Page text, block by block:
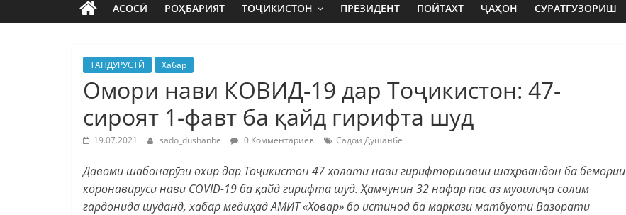
АСОСӢ РОҲБАРИЯТ ТОҶИКИСТОН ПРЕЗИДЕНТ ПОЙТАХТ ҶАҲОН СУРАТГУЗОРИШ
ТАНДУРУСТӢ Хабар
Омори нави КОВИД-19 дар Тоҷикистон: 47-
сироят 1-фавт ба қайд гирифта шуд
19.07.2021 sado_dushanbe 0 Комментариев Садои Душанбе
Давоми шабонарӯзи охир дар Тоҷикистон 47 ҳолати нави гирифторшавии шаҳрвандон ба бемории
коронавируси нави COVID-19 ба қайд гирифта шуд. Ҳамчунин 32 нафар пас аз муоилиҷа солим
гардонида шуданд, хабар медиҳад АМИТ «Ховар» бо истинод ба маркази матбуоти Вазорати